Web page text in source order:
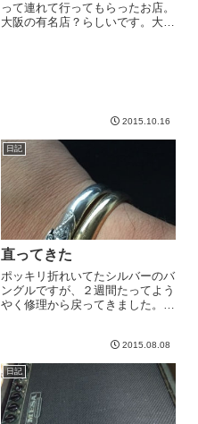
って連れて行ってもらったお店。
大阪の有名店？らしいです。大阪
2015.10.16
日記
直ってきた
ポッキリ折れいてたシルバーのバ
ングルですが、２週間たってよう
やく修理から戻ってきました。綺
2015.08.08
日記